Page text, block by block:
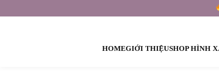
HOMEGIỚI THIỆUSHOP HÌNH